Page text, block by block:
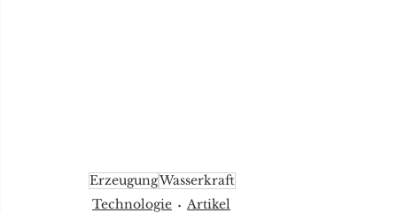
ErzeugungWasserkraft
Technologie
Artikel